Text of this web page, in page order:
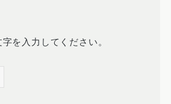
を入力してください。